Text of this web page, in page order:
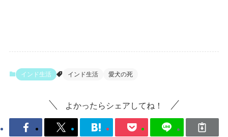
インド生活 インド生活 愛犬の死
よかったらシェアしてね！